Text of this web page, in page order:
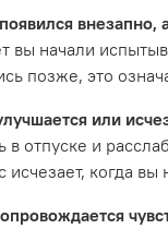
внезапно,
вы начали
позже, это
или
в отпуске и
исчезает, когда